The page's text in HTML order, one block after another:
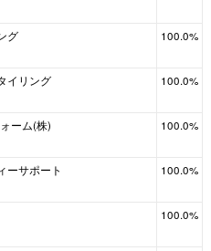
グ
100.0%
イリング
100.0%
ーム(株)
100.0%
ーサポート
100.0%
100.0%